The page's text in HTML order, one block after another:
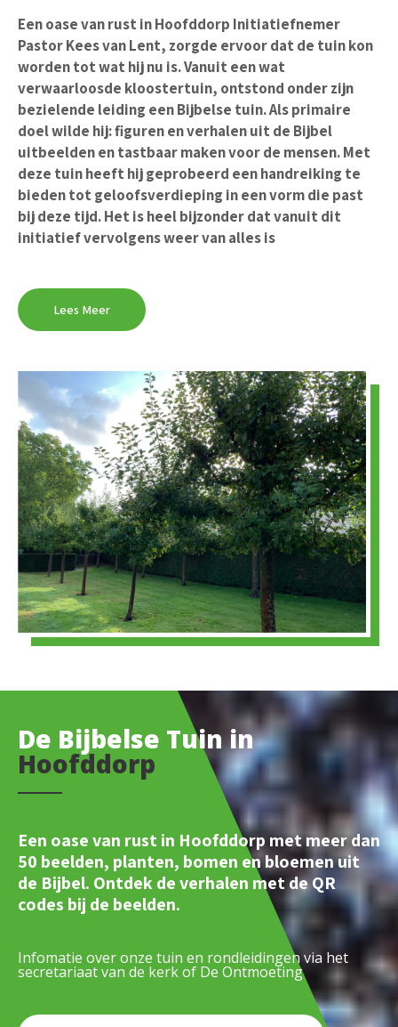
Een oase van rust in Hoofddorp Initiatiefnemer
Pastor Kees van Lent, zorgde ervoor dat de tuin kon
worden tot wat hij nu is. Vanuit een wat
verwaarloosde kloostertuin, ontstond onder zijn
bezielende leiding een Bijbelse tuin. Als primaire
doel wilde hij: figuren en verhalen uit de Bijbel
uitbeelden en tastbaar maken voor de mensen. Met
deze tuin heeft hij geprobeerd een handreiking te
bieden tot geloofsverdieping in een vorm die past
bij deze tijd. Het is heel bijzonder dat vanuit dit
initiatief vervolgens weer van alles is
Lees Meer
De Bijbelse Tuin in
Hoofddorp
Een oase van rust in Hoofddorp met meer dan
50 beelden, planten, bomen en bloemen uit
de Bijbel. Ontdek de verhalen met de QR
codes bij de beelden.
Infomatie over onze tuin en rondleidingen via het
secretariaat van de kerk of De Ontmoeting